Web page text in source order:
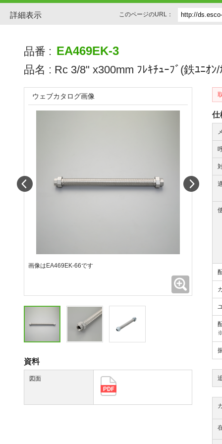
詳細表示 このページのURL：
品番 : EA469EK-3
品名 : Rc 3/8" x300mm ﾌﾚｷﾁｭｰﾌﾞ(鉄ﾕﾆｵﾝ/
仕
ウェブカタログ画像
画像はEA469EK-66です
資料
図面